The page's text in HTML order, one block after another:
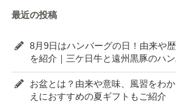
最近の投稿
8月9日はハンバーグの日！由来や
を紹介｜三ケ日牛と遠州黒豚のハ
お盆とは？由来や意味、風習をわ
えにおすすめの夏ギフトもご紹介